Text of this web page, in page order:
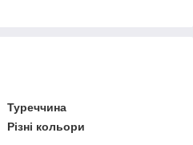
Туреччина
Різні кольори